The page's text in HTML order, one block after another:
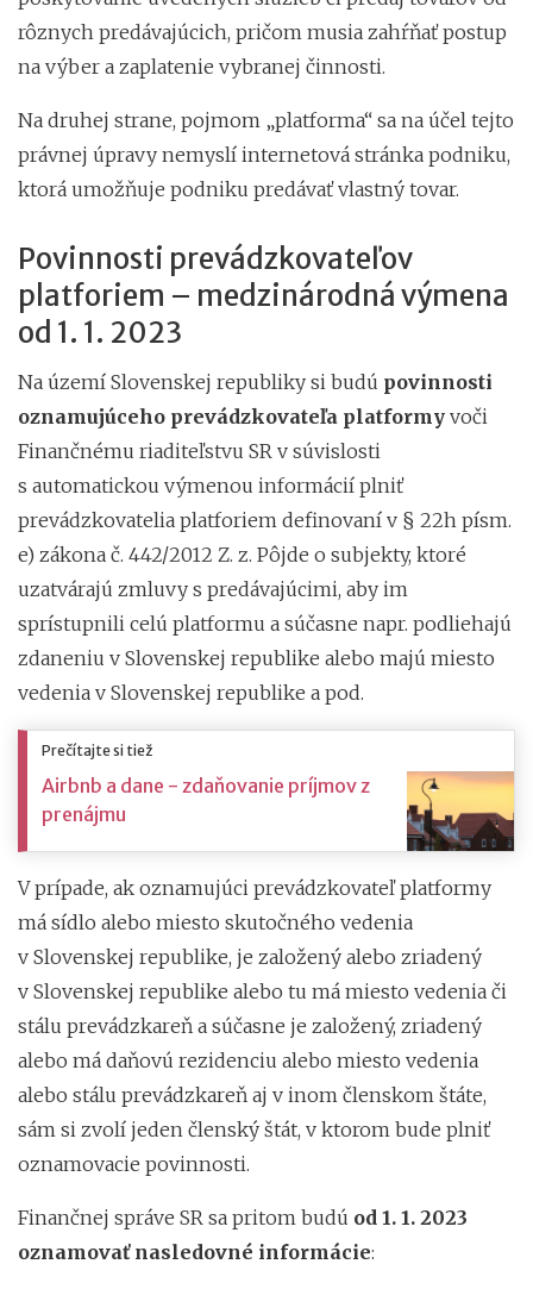
rôznych predávajúcich, pričom musia zahŕňať postup
na výber a zaplatenie vybranej činnosti.
Na druhej strane, pojmom „platforma“ sa na účel tejto
právnej úpravy nemyslí internetová stránka podniku,
ktorá umožňuje podniku predávať vlastný tovar.
Povinnosti prevádzkovateľov
platforiem – medzinárodná výmena
od 1. 1. 2023
Na území Slovenskej republiky si budú povinnosti
oznamujúceho prevádzkovateľa platformy voči
Finančnému riaditeľstvu SR v súvislosti
s automatickou výmenou informácií plniť
prevádzkovatelia platforiem definovaní v § 22h písm.
e) zákona č. 442/2012 Z. z. Pôjde o subjekty, ktoré
uzatvárajú zmluvy s predávajúcimi, aby im
sprístupnili celú platformu a súčasne napr. podliehajú
zdaneniu v Slovenskej republike alebo majú miesto
vedenia v Slovenskej republike a pod.
Prečítajte si tiež
Airbnb a dane - zdaňovanie príjmov z
prenájmu
V prípade, ak oznamujúci prevádzkovateľ platformy
má sídlo alebo miesto skutočného vedenia
v Slovenskej republike, je založený alebo zriadený
v Slovenskej republike alebo tu má miesto vedenia či
stálu prevádzkareň a súčasne je založený, zriadený
alebo má daňovú rezidenciu alebo miesto vedenia
alebo stálu prevádzkareň aj v inom členskom štáte,
sám si zvolí jeden členský štát, v ktorom bude plniť
oznamovacie povinnosti.
Finančnej správe SR sa pritom budú od 1. 1. 2023
oznamovať nasledovné informácie: